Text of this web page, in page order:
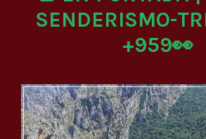
SENDERISMO-
+959👀